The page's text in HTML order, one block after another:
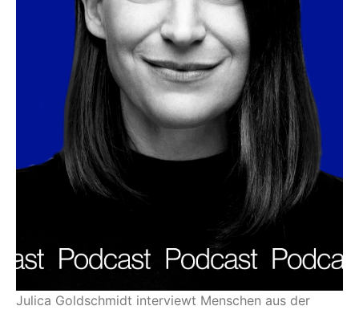
Julica Goldschmidt interviewt Menschen aus der